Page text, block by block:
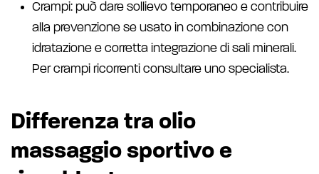
Crampi: può dare sollievo temporaneo e contribuire
alla prevenzione se usato in combinazione con
idratazione e corretta integrazione di sali minerali.
Per crampi ricorrenti consultare uno specialista.
Differenza tra olio
massaggio sportivo e